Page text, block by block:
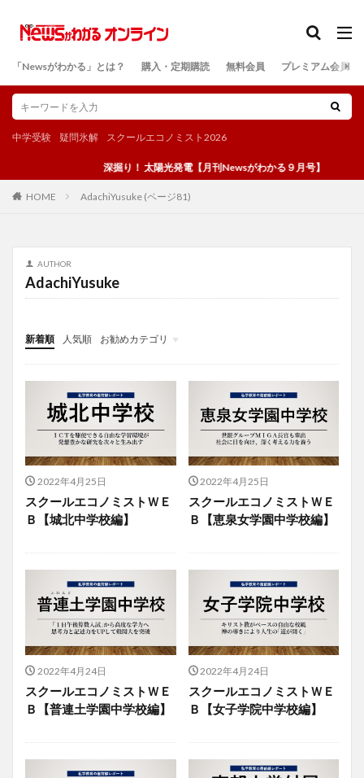
「Newsがわかる」とは？ 購入・定期購読 無料会員 プレミアム会員
中学受験 疑問氷解 スクールエコノミスト2026
深掘り！ 太陽光発電【月刊Newsがわかる９月号】
HOME AdachiYusuke (ページ81)
AUTHOR
AdachiYusuke
新着順 人気順
お勧めカテゴリ
投稿
学び
マンガ
電子書籍
2022年4月25日
スクールエコノミストＷＥ
Ｂ【城北中学校編】
2022年4月25日
スクールエコノミストＷＥ
Ｂ【恵泉女学園中学校編】
2022年4月24日
スクールエコノミストＷＥ
Ｂ【普連土学園中学校編】
2022年4月24日
スクールエコノミストＷＥ
Ｂ【女子学院中学校編】
検索